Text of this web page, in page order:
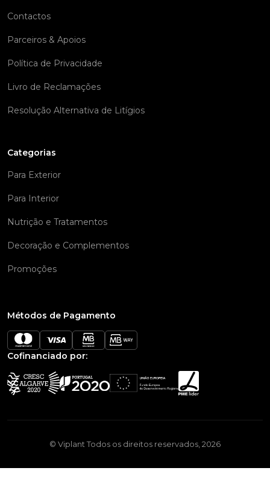
Contactos
Parceiros & Apoios
Política de Privacidade
Livro de Reclamações
Resolução Alternativa de Litígios
Categorias
Para Exterior
Para Interior
Nutrição e Tratamentos
Decoração e Complementos
Promoções
Métodos de Pagamento
Cofinanciado por:
© Viplant Todos os direitos reservados, 2026